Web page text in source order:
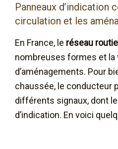
Panneaux d’indication
circulation et les
En France, le réseau
nombreuses formes et la
d’aménagements. Pour
chaussée, le conducteur
différents signaux, dont
d’indication. En voici